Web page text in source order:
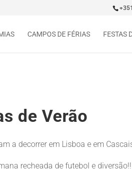
CAMPOS DE FÉRIAS FESTAS
de Verão
a decorrer em Lisboa e em
recheada de futebol e diversão!!